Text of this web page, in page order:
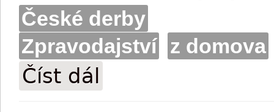
České derby
Zpravodajství
z domova
Číst dál